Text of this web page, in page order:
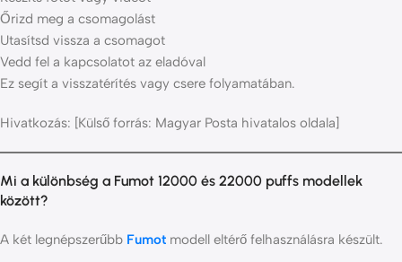
Őrizd meg a csomagolást
Utasítsd vissza a csomagot
Vedd fel a kapcsolatot az eladóval
Ez segít a visszatérítés vagy csere folyamatában.
Hivatkozás: [Külső forrás: Magyar Posta hivatalos oldala]
Mi a különbség a Fumot 12000 és 22000 puffs modellek
között?
A két legnépszerűbb Fumot modell eltérő felhasználásra készült.